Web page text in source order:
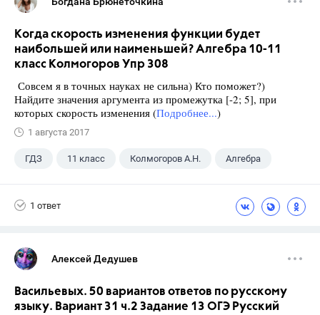
Когда скорость изменения функции будет
наибольшей или наименьшей? Алгебра 10-11
класс Колмогоров Упр 308
Совсем я в точных науках не сильна) Кто поможет?)
Найдите значения аргумента из промежутка [-2; 5], при
которых скорость изменения (Подробнее...)
1 августа 2017
ГДЗ 11 класс Колмогоров А.Н. Алгебра
1 ответ
Алексей Дедушев
Васильевых. 50 вариантов ответов по русскому
языку. Вариант 31 ч.2 Задание 13 ОГЭ Русский